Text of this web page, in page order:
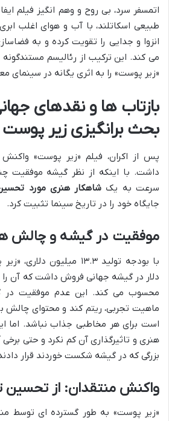
اتمسفر سرد، بی روح و وهم انگیز فیلم
طبیعی اسکاتلند، با آب و هوای اغلب
انزوا و جدایی را تقویت کرده و به
می کند. این ترکیب از رئالیسم
«زیر پوست» را به اثری یگانه در سینمای
بازتاب ها و نقدهای
بحث برانگیزی زیر پوست
پس از اکران، فیلم «زیر پوست»
داشت. با اینکه از نظر گیشه موفقیت
سرعت به یک شاهکار هنری مورد
جایگاه خود را در تاریخ سینما تثبیت کرد.
موفقیت در گیشه و چالش
دلار در گیشه جهانی فروش داشت که آن را
محسوب می کند. این عدم موفقیت در
ماهیت تجربی، ریتم کند و محتوای چالش
است برای هر مخاطبی جذاب نباشد. اما
هنری و تاثیرگذاری آن کم نکرد و حتی
بزرگی که در گیشه شکست خوردند قرار
واکنش منتقدان: از تحسین
«زیر پوست» به طور گسترده ای توسط